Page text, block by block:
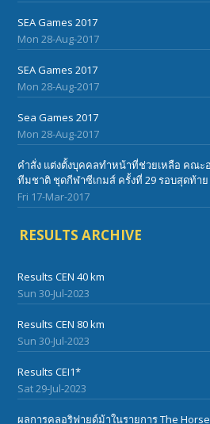
SEA Games 2017
Mon 28-Aug-2017
SEA Games 2017
Mon 28-Aug-2017
Sea Games 2017
Mon 28-Aug-2017
คำสั่ง แต่งตั้งบุคคลทำหน้าที่ช่วยเหลือ คณะ
ทีมชาติ ชุดกีฬาซีเกมส์ ครั้งที่ 29 รอบสุดท้าย
Fri 17-Mar-2017
RESULTS ARCHIVE
Results CEN 40 km
Sun 30-Jul-2023
Results CEN 80 km
Sun 30-Jul-2023
Results CEI1*
Sat 29-Jul-2023
ผลการคลอริฟายด์ม้าในรายการ The